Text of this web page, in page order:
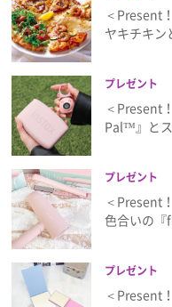
＜Present
ヤキチキ
プレゼント
＜Present
Pal™』と
プレゼント
＜Present
色合いの
プレゼント
＜Present